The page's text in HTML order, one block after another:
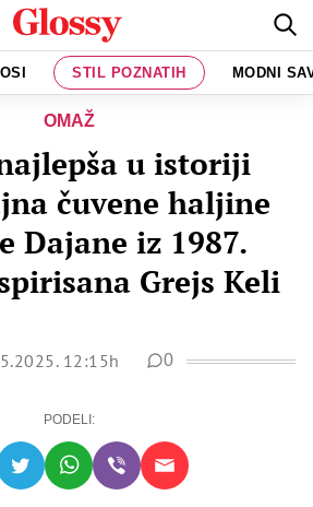
STIL POZNATIH MODNI
OMAŽ
u istoriji
čuvene haljine
Dajane iz 1987.
Grejs Keli
12:15h 0
PODELI: